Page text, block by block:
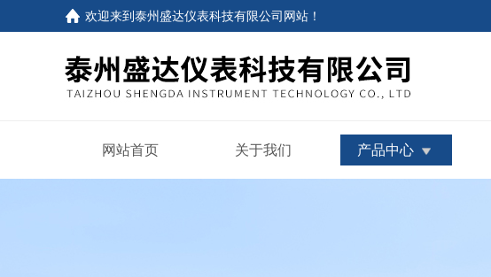
欢迎来到泰州盛达仪表科技有限公司网站 ！
网站首页 关于我们 产品中心